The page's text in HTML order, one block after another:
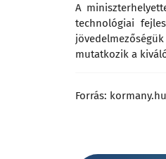
A
technológiai
mutatkozik a
Forrás: kormany.hu